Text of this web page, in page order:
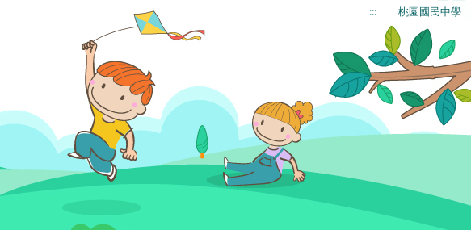
::: 桃園國民中學